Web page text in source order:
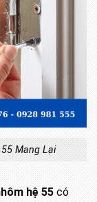
Mang Lại
hệ 55có